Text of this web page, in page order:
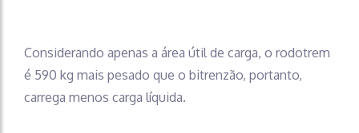
Considerando apenas a área útil de carga, o rodotrem
é 590 kg mais pesado que o bitrenzão, portanto,
carrega menos carga líquida.